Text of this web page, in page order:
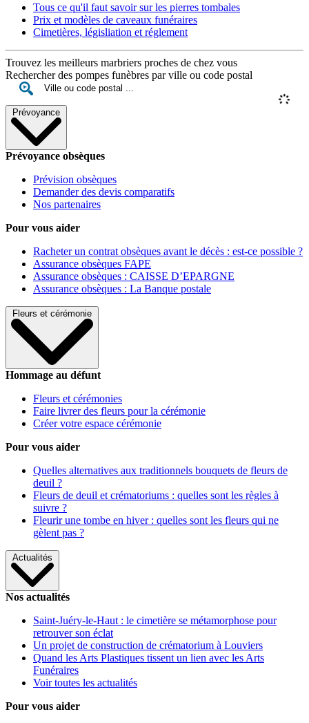
Tous ce qu'il faut savoir sur les pierres tombales
Prix et modèles de caveaux funéraires
Cimetières, législiation et réglement
Trouvez les meilleurs marbriers proches de chez vous
Rechercher des pompes funèbres par ville ou code postal
Prévoyance
Prévoyance obsèques
Prévision obsèques
Demander des devis comparatifs
Nos partenaires
Pour vous aider
Racheter un contrat obsèques avant le décès : est-ce possible ?
Assurance obsèques FAPE
Assurance obsèques : CAISSE D’EPARGNE
Assurance obsèques : La Banque postale
Fleurs et cérémonie
Hommage au défunt
Fleurs et cérémonies
Faire livrer des fleurs pour la cérémonie
Créer votre espace cérémonie
Pour vous aider
Quelles alternatives aux traditionnels bouquets de fleurs de
deuil ?
Fleurs de deuil et crématoriums : quelles sont les règles à
suivre ?
Fleurir une tombe en hiver : quelles sont les fleurs qui ne
gèlent pas ?
Actualités
Nos actualités
Saint-Juéry-le-Haut : le cimetière se métamorphose pour
retrouver son éclat
Un projet de construction de crématorium à Louviers
Quand les Arts Plastiques tissent un lien avec les Arts
Funéraires
Voir toutes les actualités
Pour vous aider